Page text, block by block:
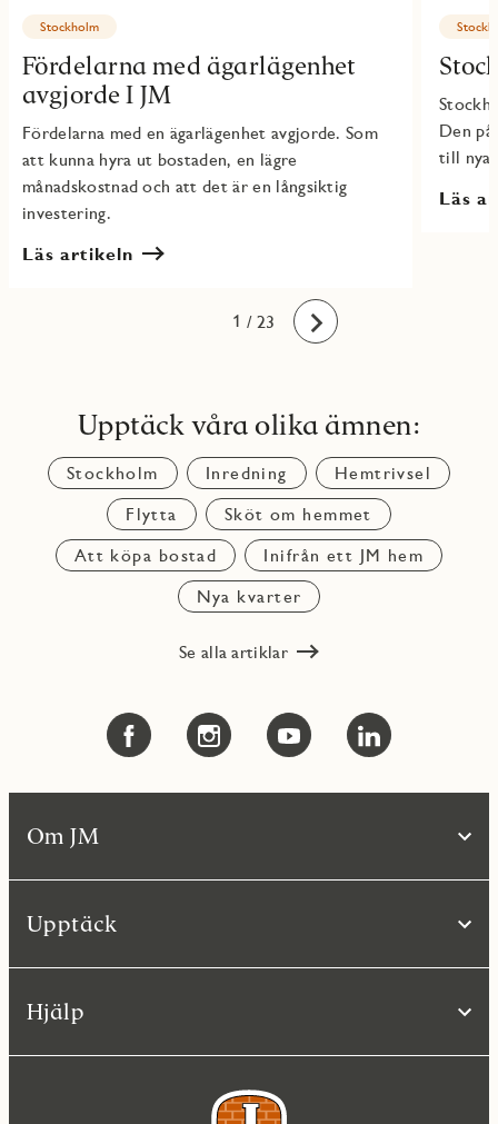
Stockholm
Fördelarna med ägarlägenhet
avgjorde I JM
Fördelarna med en ägarlägenhet avgjorde. Som
att kunna hyra ut bostaden, en lägre
månadskostnad och att det är en långsiktig
investering.
Läs artikeln
Den
till nya
Läs
1
2
3
4
5
6
7
8
9
10
11
12
13
14
15
16
17
18
19
20
21
22
23 / 23 Framåt
Upptäck våra olika ämnen:
Stockholm Inredning
Hemtrivsel
Flytta
Sköt om hemmet
Att köpa bostad
Inifrån ett JM hem
Nya kvarter
Se alla artiklar
Om JM
Upptäck
Hjälp